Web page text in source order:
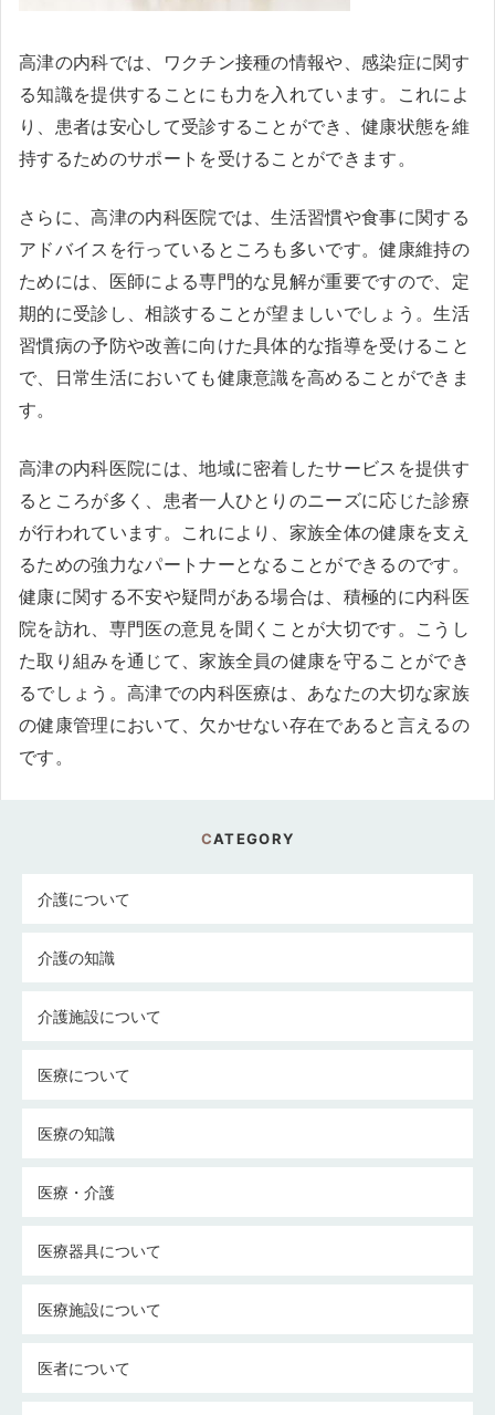
高津の内科では、ワクチン接種の情報や、感染症に関す
る知識を提供することにも力を入れています。これによ
り、患者は安心して受診することができ、健康状態を維
持するためのサポートを受けることができます。
さらに、高津の内科医院では、生活習慣や食事に関する
アドバイスを行っているところも多いです。健康維持の
ためには、医師による専門的な見解が重要ですので、定
期的に受診し、相談することが望ましいでしょう。生活
習慣病の予防や改善に向けた具体的な指導を受けること
で、日常生活においても健康意識を高めることができま
す。
高津の内科医院には、地域に密着したサービスを提供す
るところが多く、患者一人ひとりのニーズに応じた診療
が行われています。これにより、家族全体の健康を支え
るための強力なパートナーとなることができるのです。
健康に関する不安や疑問がある場合は、積極的に内科医
院を訪れ、専門医の意見を聞くことが大切です。こうし
た取り組みを通じて、家族全員の健康を守ることができ
るでしょう。高津での内科医療は、あなたの大切な家族
の健康管理において、欠かせない存在であると言えるの
です。
CATEGORY
介護について
介護の知識
介護施設について
医療について
医療の知識
医療・介護
医療器具について
医療施設について
医者について